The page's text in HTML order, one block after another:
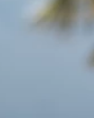
Interesi